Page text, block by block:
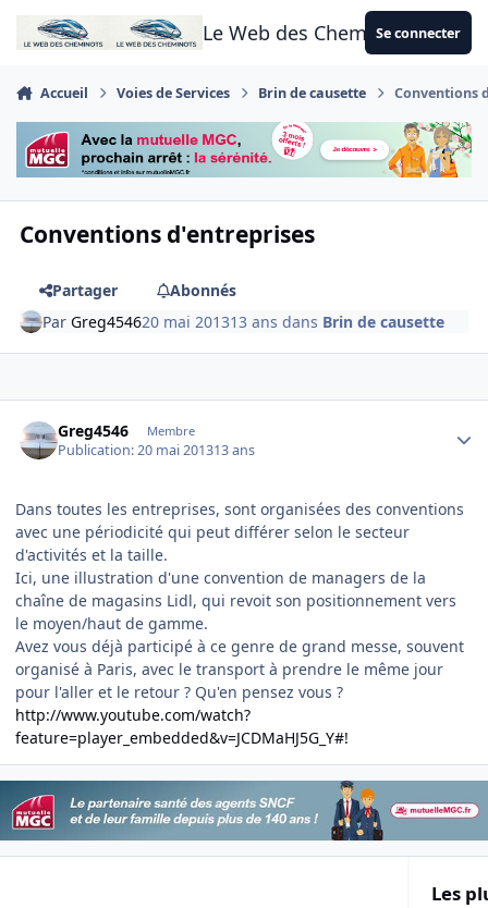
Aller au contenu
Le Web des CheminotsSe connecter
Accueil Voies de Services Brin de causette Conventions
Conventions d'entreprises
Partager
Abonnés
ParGreg454620 mai 201313 ans dans Brin de causette
Greg4546 Membre
Publication:20 mai 201313 ans
Dans toutes les entreprises, sont organisées des conventions
avec une périodicité qui peut différer selon le secteur
d'activités et la taille.
Ici, une illustration d'une convention de managers de la
chaîne de magasins Lidl, qui revoit son positionnement vers
le moyen/haut de gamme.
Avez vous déjà participé à ce genre de grand messe, souvent
organisé à Paris, avec le transport à prendre le même jour
pour l'aller et le retour ? Qu'en pensez vous ?
http://www.youtube.com/watch?
feature=player_embedded&v=JCDMaHJ5G_Y#!
Les